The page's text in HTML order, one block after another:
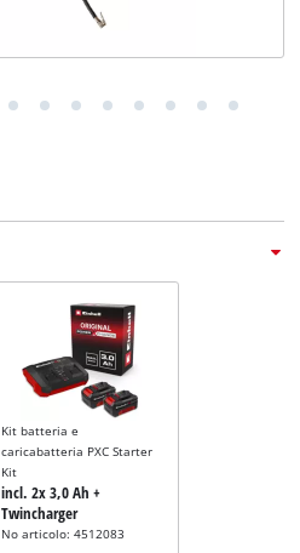
Kit batteria e
caricabatteria PXC Starter
Kit
incl. 2x 3,0 Ah +
Twincharger
No articolo: 4512083